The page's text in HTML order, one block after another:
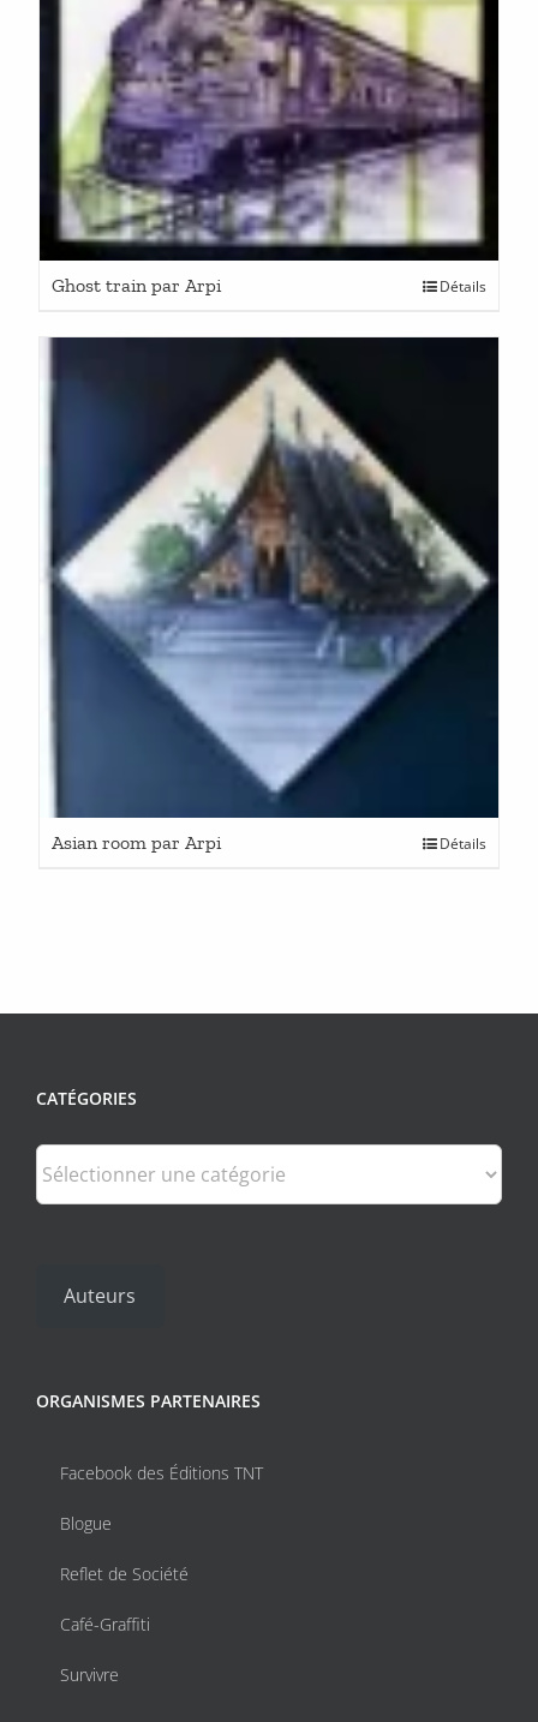
Ghost train par Arpi Détails
Asian room par Arpi Détails
CATÉGORIES
Catégories
Auteurs
ORGANISMES PARTENAIRES
Facebook des Éditions TNT
Blogue
Reflet de Société
Café-Graffiti
Survivre